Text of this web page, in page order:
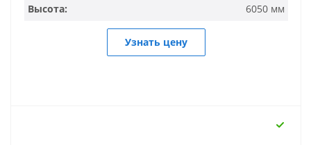
Высота:
6050 мм
Узнать цену